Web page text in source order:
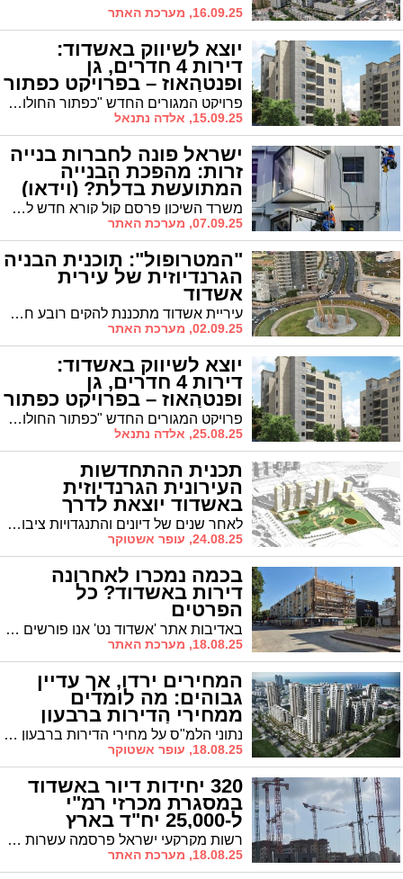
16.09.25, מערכת האתר
יוצא לשיווק באשדוד:
דירות 4 חדרים, גן
ופנטהאוז – בפרויקט כפתור
החולות אשדוד פרויקט המגורים החדש "כפתור החולות" באשדוד יוצא לדרך ומציע חוויית מגורים איכותית במיוחד בלב שכונה שקטה ובקרבה לכל השירותים העירוניים.
15.09.25, אלדה נתנאל
ישראל פונה לחברות בנייה
זרות: מהפכת הבנייה
המתועשת בדלת? (וידאו)
משרד השיכון פרסם קול קורא חדש לחברות בנייה זרות לפעילות בישראל במטרה להוזיל את עלויות הבנייה שזינקו בשנים האחרונות. המהלך עשוי לפתוח את הדלת לטכנולוגיות בנייה מתועשת מתקדמות דוגמת אלו שמשמשות בסין שם מצליחים לבנות בניין של 30 קומות תוך 15 ימים בלבד
07.09.25, מערכת האתר
"המטרופול": תוכנית הבניה
הגרנדיוזית של עירית
אשדוד
עיריית אשדוד מתכננת להקים רובע חדשנות בשם "המטרופול" שצפוי ליצור 50-60 אלף מקומות עבודה חדשים בעיר. הרובע יתמקד במקצועות מדעיים-טכנולוגיים ונועד לתרום להפיכת אשדוד למטרופולין החמישי בישראל
02.09.25, מערכת האתר
יוצא לשיווק באשדוד:
דירות 4 חדרים, גן
ופנטהאוז – בפרויקט כפתור
החולות אשדוד פרויקט המגורים החדש "כפתור החולות" באשדוד יוצא לדרך ומציע חוויית מגורים איכותית במיוחד בלב שכונה שקטה ובקרבה לכל השירותים העירוניים.
25.08.25, אלדה נתנאל
תכנית ההתחדשות
העירונית הגרנדיוזית
באשדוד יוצאת לדרך
לאחר שנים של דיונים והתנגדויות ציבור, ועדת התכנון המחוזית דרום אישרה היום סופית את תכנית ההתחדשות העירונית במתחם בית המשפט באשדוד. המתחם החדש, הנקרא 'בית במרחבים', יקום על כ-49 דונם בפינת הרחובות מורדי הגטאות והנשיא ויצמן, בחלק הצפוני של פארק בן גוריון
24.08.25, עופר אשטוקר
בכמה נמכרו לאחרונה
דירות באשדוד? כל
הפרטים
באדיבות אתר 'אשדוד נט' אנו פורשים בפניכם את העסקאות שנעשו ברחבי העיר אשדוד למכירה/קניית דירות יד שנייה בשנת 2025 בחלוקה לרבעים וחודשי השנה. לשם השוואה בהמשך הכתבה - העסקאות משנת 2024 באשדוד ועד חודש שעבר לפי סדר יורד
18.08.25, מערכת האתר
המחירים ירדו, אך עדיין
גבוהים: מה לומדים
ממחירי הדירות ברבעון
השני של השנה באשדוד נתוני הלמ"ס על מחירי הדירות ברבעון הראשון של השנה התפרסמו. מחירי הדירות נותרו גבוהים, על אף שביחס לממוצע של שנת 2024 נרשמת ירידה קלה. הנתונים המלאים
18.08.25, עופר אשטוקר
320 יחידות דיור באשדוד
במסגרת מכרזי רמ"י
ל-25,000 יח"ד בארץ
רשות מקרקעי ישראל פרסמה עשרות מכרזים להקמת כ-25,000 יחידות דיור בכל רחבי הארץ, במסגרת מאמץ להגדיל את היצע הדירות ולהביא לירידה נוספת במחירי הדיור. מתוך סך היחידות החדשות, 320 יחידות דיור מתוכננות לעיר אשדוד
18.08.25, מערכת האתר